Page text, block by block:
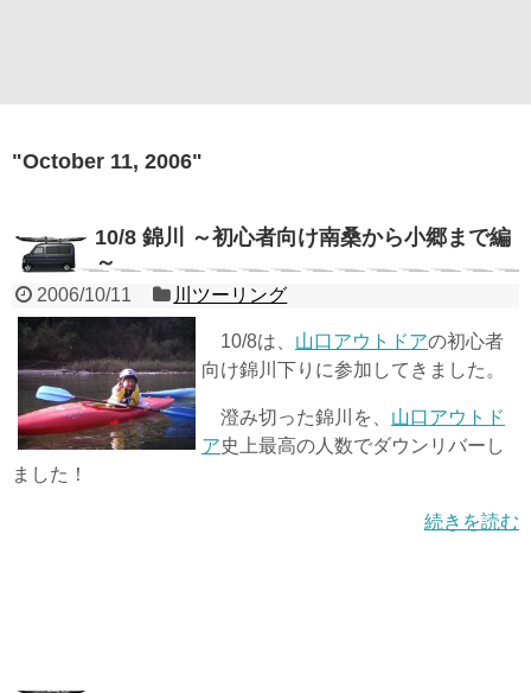
"October 11, 2006"
10/8 錦川 ～初心者向け南桑から小郷まで編
～
2006/10/11 川ツーリング
10/8は、 山口アウトドアの初心者
向け錦川下りに参加してきました。
澄み切った錦川を、 山口アウトド
ア史上最高の人数でダウンリバーし
ました！
続きを読む